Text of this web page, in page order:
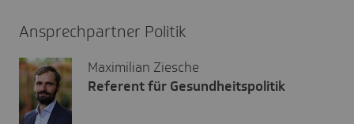
Ansprechpartner Politik
Maximilian Ziesche
Referent für Gesundheitspolitik